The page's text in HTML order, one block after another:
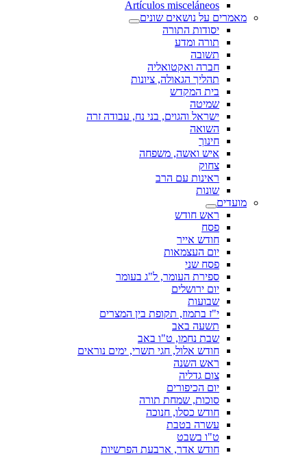
Artículos misceláneos
מאמרים על נושאים שונים
יסודות התורה
תורה ומדע
תשובה
חברה ואקטואליה
תהליך הגאולה, ציונות
בית המקדש
שמיטה
ישראל והגוים, בני נח, עבודה זרה
השואה
חינוך
איש ואשה, משפחה
צחוק
ראינות עם הרב
שונות
מועדים
ראש חודש
פסח
חודש אייר
יום העצמאות
פסח שני
ספירת העומר, ל"ג בעומר
יום ירושלים
שבועות
י"ז בתמוז, תקופת בין המצרים
תשעה באב
שבת נחמו, ט"ו באב
חודש אלול, חגי תשרי, ימים נוראים
ראש השנה
צום גדליה
יום הכיפורים
סוכות, שמחת תורה
חודש כסלו, חנוכה
עשרה בטבת
ט"ו בשבט
חודש אדר, ארבעת הפרשיות